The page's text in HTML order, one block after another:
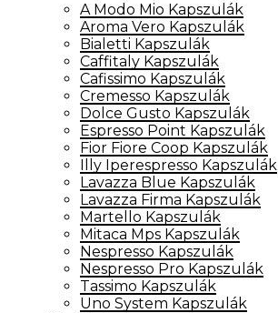
A Modo Mio Kapszulák
Aroma Vero Kapszulák
Bialetti Kapszulák
Caffitaly Kapszulák
Cafissimo Kapszulák
Cremesso Kapszulák
Dolce Gusto Kapszulák
Espresso Point Kapszulák
Fior Fiore Coop Kapszulák
Illy Iperespresso Kapszulák
Lavazza Blue Kapszulák
Lavazza Firma Kapszulák
Martello Kapszulák
Mitaca Mps Kapszulák
Nespresso Kapszulák
Nespresso Pro Kapszulák
Tassimo Kapszulák
Uno System Kapszulák